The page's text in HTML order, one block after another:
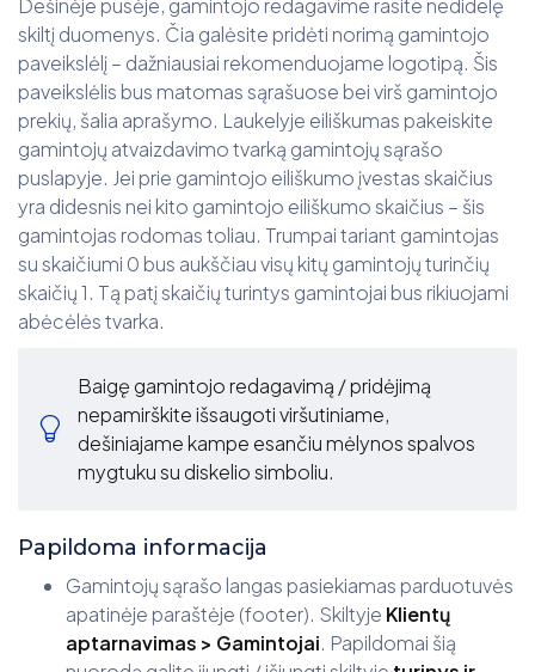
skiltį duomenys. Čia galėsite pridėti norimą gamintojo
paveikslėlį – dažniausiai rekomenduojame logotipą. Šis
paveikslėlis bus matomas sąrašuose bei virš gamintojo
prekių, šalia aprašymo. Laukelyje eiliškumas pakeiskite
gamintojų atvaizdavimo tvarką gamintojų sąrašo
puslapyje. Jei prie gamintojo eiliškumo įvestas skaičius
yra didesnis nei kito gamintojo eiliškumo skaičius – šis
gamintojas rodomas toliau. Trumpai tariant gamintojas
su skaičiumi 0 bus aukščiau visų kitų gamintojų turinčių
skaičių 1. Tą patį skaičių turintys gamintojai bus rikiuojami
abėcėlės tvarka.
Baigę gamintojo redagavimą / pridėjimą
nepamirškite išsaugoti viršutiniame,
dešiniajame kampe esančiu mėlynos spalvos
mygtuku su diskelio simboliu.
Papildoma informacija
Gamintojų sąrašo langas pasiekiamas parduotuvės
apatinėje paraštėje (footer). Skiltyje Klientų
aptarnavimas > Gamintojai. Papildomai šią